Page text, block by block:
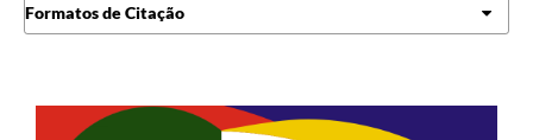
Formatos de Citação